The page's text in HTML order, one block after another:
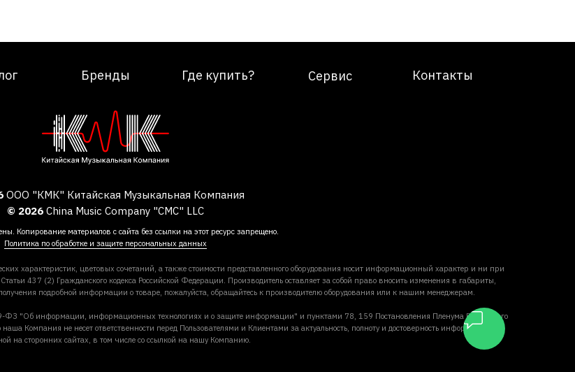
Контакты
Сервис
Где купить?
Бренды
ООО "КМК" Китайская Музыкальная Компания
© 2026 China Music Company "CMC" LLC
Копирование материалов с сайта без ссылки на этот ресурс запрещено.
Политика по обработке и защите персональных данных
характеристик, цветовых сочетаний, а также стоимости представленного оборудования носит информационный характер и ни при
437 (2) Гражданского кодекса Российской Федерации. Производитель оставляет за собой право вносить изменения в габариты,
подробной информации о товаре, пожалуйста, обращайтесь к производителю оборудования или к нашим менеджерам.
ФЗ "Об информации, информационных технологиях и о защите информации" и пунктами 78, 159 Постановления Пленума Верховного
Компания не несет ответственности перед Пользователями и Клиентами за актуальность, полноту и достоверность информации,
на сторонних сайтах, в том числе со ссылкой на нашу Компанию.